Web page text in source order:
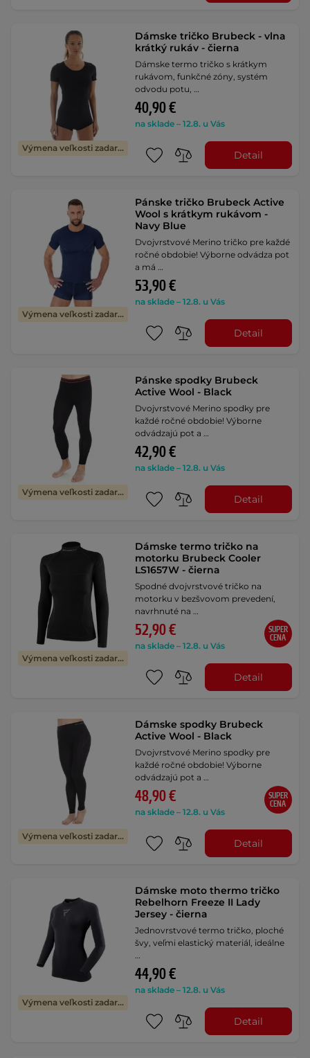
Výmena veľkosti zadarmo
Dámske tričko Brubeck - vlna
krátký rukáv - čierna
Dámske termo tričko s krátkym
rukávom, funkčné zóny, systém
odvodu potu, …
40,90 €
na sklade – 12.8. u Vás
Detail
Výmena veľkosti zadarmo
Pánske tričko Brubeck Active
Wool s krátkym rukávom -
Navy Blue
Dvojvrstvové Merino tričko pre každé
ročné obdobie! Výborne odvádza pot
a má …
53,90 €
na sklade – 12.8. u Vás
Detail
Výmena veľkosti zadarmo
Pánske spodky Brubeck
Active Wool - Black
Dvojvrstvové Merino spodky pre
každé ročné obdobie! Výborne
odvádzajú pot a …
42,90 €
na sklade – 12.8. u Vás
Detail
Výmena veľkosti zadarmo
Dámske termo tričko na
motorku Brubeck Cooler
LS1657W - čierna
Spodné dvojvrstvové tričko na
motorku v bezšvovom prevedení,
navrhnuté na …
52,90 €
na sklade – 12.8. u Vás
SUPER
CENA
Detail
Výmena veľkosti zadarmo
Dámske spodky Brubeck
Active Wool - Black
Dvojvrstvové Merino spodky pre
každé ročné obdobie! Výborne
odvádzajú pot a …
48,90 €
na sklade – 12.8. u Vás
SUPER
CENA
Detail
Výmena veľkosti zadarmo
Dámske moto thermo tričko
Rebelhorn Freeze II Lady
Jersey - čierna
Jednovrstvové termo tričko, ploché
švy, veľmi elastický materiál, ideálne
…
44,90 €
na sklade – 12.8. u Vás
Detail